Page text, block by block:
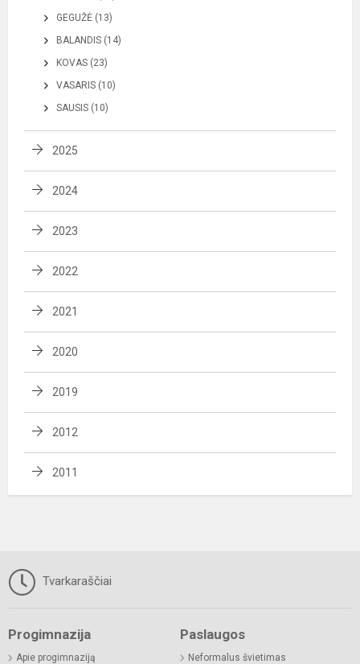
GEGUŽĖ (13)
BALANDIS (14)
KOVAS (23)
VASARIS (10)
SAUSIS (10)
2025
2024
2023
2022
2021
2020
2019
2012
2011
Tvarkaraščiai
Progimnazija
Apie progimnaziją
Paslaugos
Neformalus švietimas